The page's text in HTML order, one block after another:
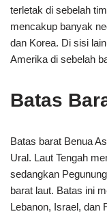
terletak di sebelah
mencakup banyak
dan Korea. Di sisi
Amerika di sebelah
Batas
Batas barat Benua
Ural. Laut Tengah
sedangkan
barat laut. Batas ini
Lebanon, Israel, dan